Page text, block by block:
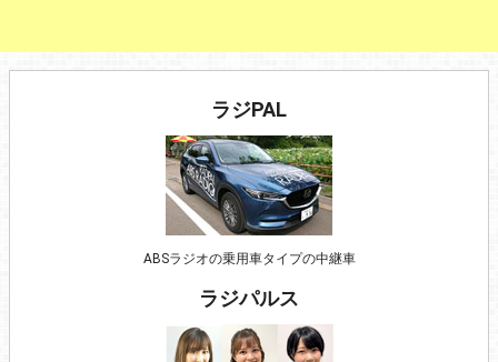
ラジPAL
ABSラジオの乗用車タイプの中継車
ラジパルス